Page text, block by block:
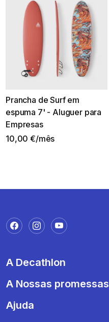
Prancha de Surf em
espuma 7' - Aluguer para
Empresas
10,00 €/mês
A Decathlon
A Nossas promessas
Ajuda